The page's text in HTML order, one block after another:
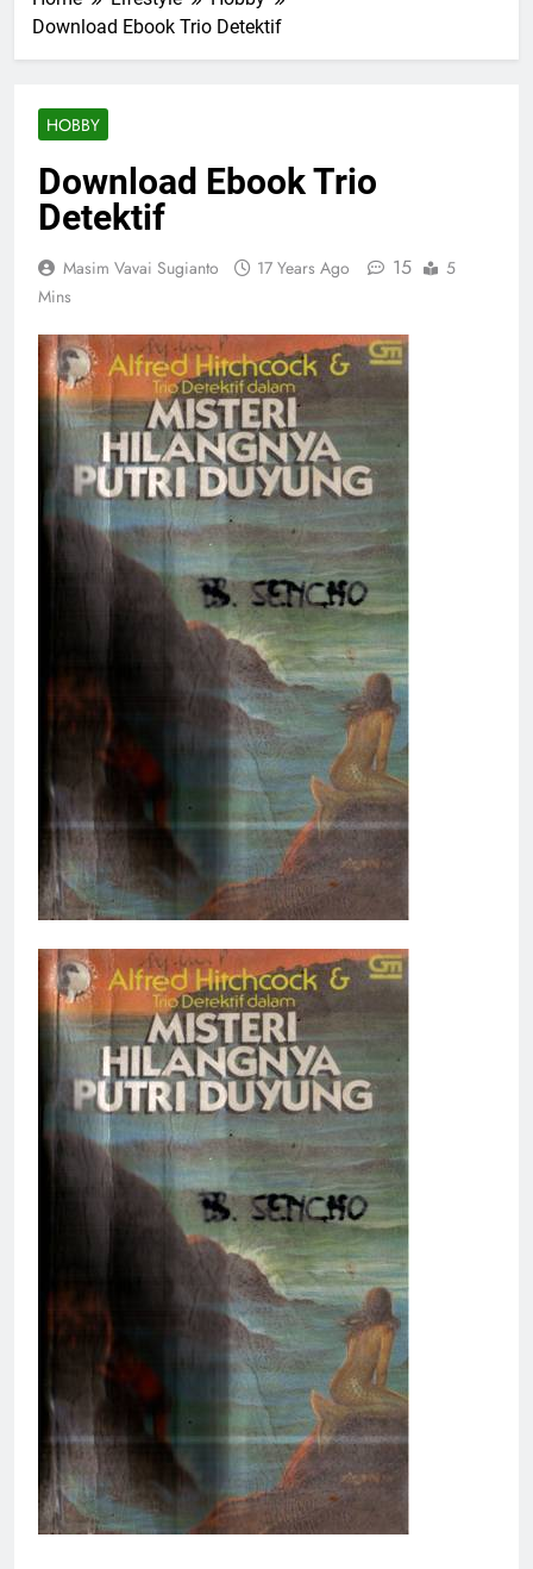
Download Ebook Trio Detektif
HOBBY
Download Ebook Trio
Detektif
Masim Vavai Sugianto 17 Years Ago 15
5
Mins